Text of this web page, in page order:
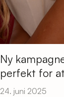
Ny
perfekt for
24. juni 2025